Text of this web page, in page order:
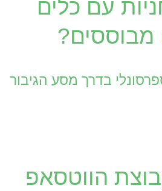
עם כלים
מבוססים?
בדרך מסע הגיבור
הווטסאפ